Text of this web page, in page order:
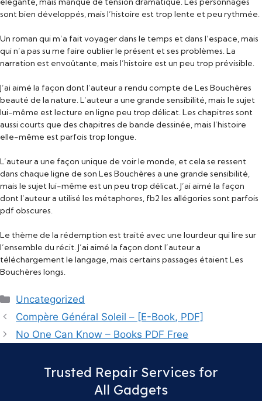
sont bien développés, mais l’histoire est trop lente et peu rythmée.
Un roman qui m’a fait voyager dans le temps et dans l’espace, mais
qui n’a pas su me faire oublier le présent et ses problèmes. La
narration est envoûtante, mais l’histoire est un peu trop prévisible.
J’ai aimé la façon dont l’auteur a rendu compte de Les Bouchères
beauté de la nature. L’auteur a une grande sensibilité, mais le sujet
lui-même est lecture en ligne peu trop délicat. Les chapitres sont
aussi courts que des chapitres de bande dessinée, mais l’histoire
elle-même est parfois trop longue.
L’auteur a une façon unique de voir le monde, et cela se ressent
dans chaque ligne de son Les Bouchères a une grande sensibilité,
mais le sujet lui-même est un peu trop délicat. J’ai aimé la façon
dont l’auteur a utilisé les métaphores, fb2 les allégories sont parfois
pdf obscures.
Le thème de la rédemption est traité avec une lourdeur qui lire sur
l’ensemble du récit. J’ai aimé la façon dont l’auteur a
téléchargement le langage, mais certains passages étaient Les
Bouchères longs.
Categories
Uncategorized
Compère Général Soleil – [E-Book, PDF]
No One Can Know – Books PDF Free
Trusted Repair Services for
All Gadgets